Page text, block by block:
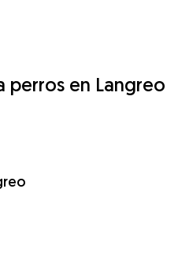
perros en Langreo